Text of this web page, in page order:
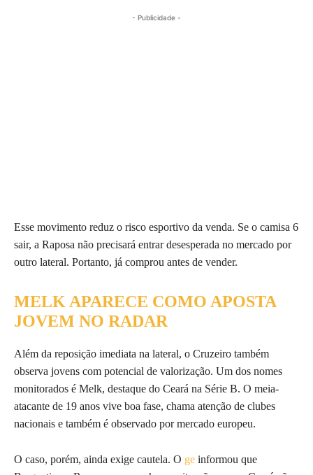
- Publicidade -
Esse movimento reduz o risco esportivo da venda. Se o camisa 6
sair, a Raposa não precisará entrar desesperada no mercado por
outro lateral. Portanto, já comprou antes de vender.
MELK APARECE COMO APOSTA
JOVEM NO RADAR
Além da reposição imediata na lateral, o Cruzeiro também
observa jovens com potencial de valorização. Um dos nomes
monitorados é Melk, destaque do Ceará na Série B. O meia-
atacante de 19 anos vive boa fase, chama atenção de clubes
nacionais e também é observado por mercado europeu.
O caso, porém, ainda exige cautela. O ge informou que